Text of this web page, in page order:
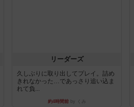
リーダーズ
久しぶりに取り出してプレイ。詰め
きれなかった…であっさり追い込ま
れて負...
約4時間前by くみ